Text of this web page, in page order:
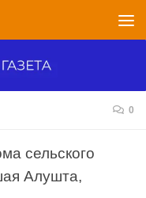
0
сельского
Алушта,